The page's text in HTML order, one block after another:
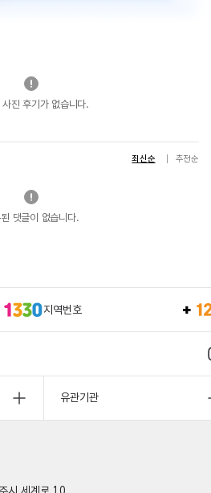
진 후기가 없습니다.
최신순 추천순
댓글이 없습니다.
지역번호
유관기관
시 세계로 10